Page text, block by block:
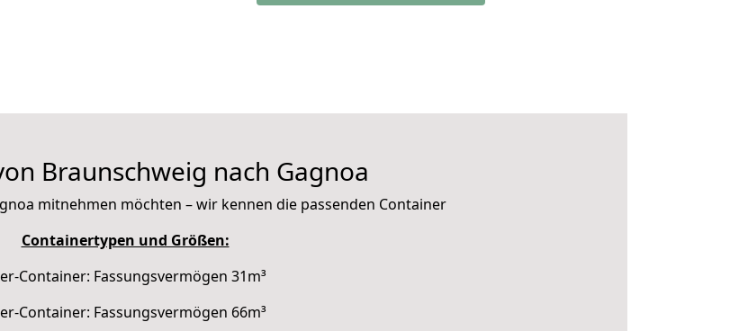
Braunschweig nach Gagnoa
mitnehmen möchten – wir kennen die passenden Container
Containertypen und Größen:
Container: Fassungsvermögen 31m³
Container: Fassungsvermögen 66m³